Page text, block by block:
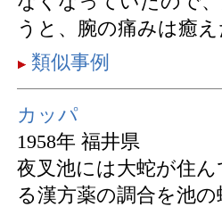
うと、腕の痛みは癒
類似事例
カッパ
1958年 福井県
夜叉池には大蛇が住
る漢方薬の調合を池